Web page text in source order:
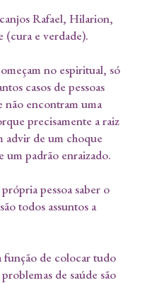
Rafael, Hilarion,
(cura e verdade).
no espiritual, só
casos de pessoas
não encontram uma
precisamente a raiz
advir de um choque
um padrão enraizado.
pessoa saber o
todos assuntos a
função de colocar tudo
de saúde são